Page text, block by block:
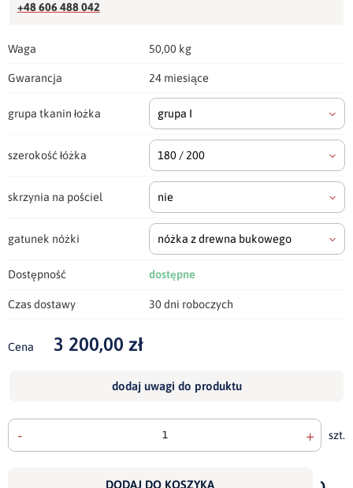
+48 606 488 042
Waga 50,00 kg
Gwarancja 24 miesiące
grupa tkanin łożka grupa I
szerokość łóżka 180 / 200
skrzynia na pościel nie
gatunek nóżki nóżka z drewna bukowego
Dostępność dostępne
Czas dostawy 30 dni roboczych
Cena 3 200,00 zł
dodaj uwagi do produktu
- + szt.
DODAJ DO KOSZYKA